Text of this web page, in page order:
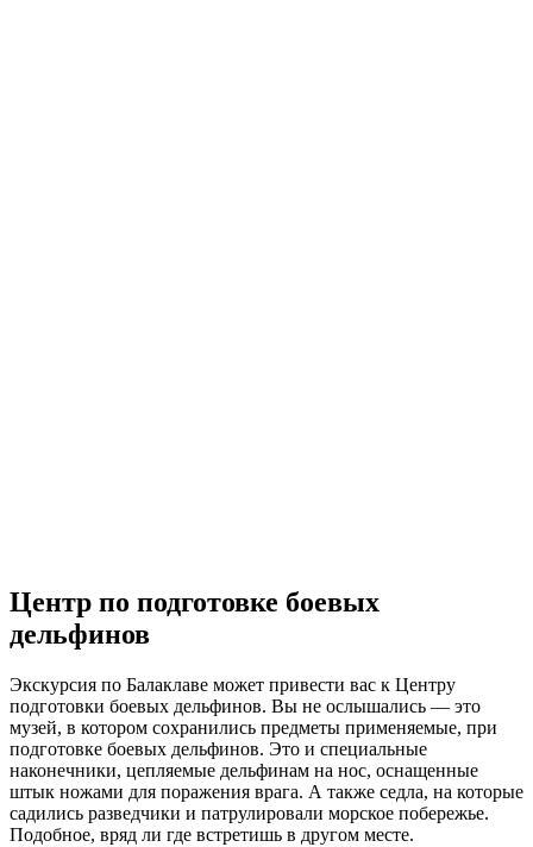
Центр по подготовке боевых
дельфинов
Экскурсия по Балаклаве может привести вас к Центру
подготовки боевых дельфинов. Вы не ослышались — это
музей, в котором сохранились предметы применяемые, при
подготовке боевых дельфинов. Это и специальные
наконечники, цепляемые дельфинам на нос, оснащенные
штык ножами для поражения врага. А также седла, на которые
садились разведчики и патрулировали морское побережье.
Подобное, вряд ли где встретишь в другом месте.